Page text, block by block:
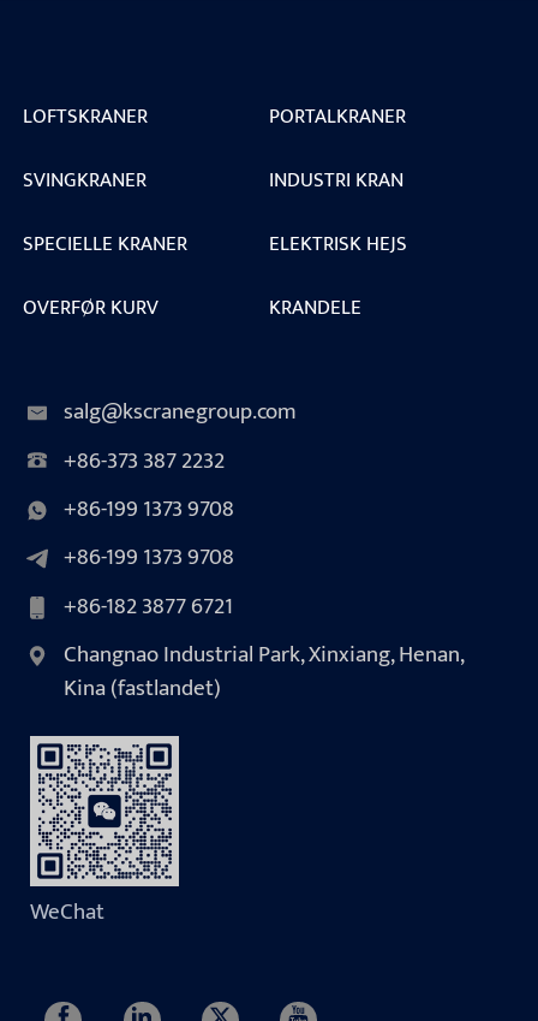
LOFTSKRANER
PORTALKRANER
SVINGKRANER
INDUSTRI KRAN
SPECIELLE KRANER
ELEKTRISK HEJS
OVERFØR KURV
KRANDELE
salg@kscranegroup.com
+86-373 387 2232
+86-199 1373 9708
+86-199 1373 9708
+86-182 3877 6721
Changnao Industrial Park, Xinxiang, Henan,
Kina (fastlandet)
WeChat